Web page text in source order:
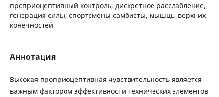
проприоцептивный контроль, дискретное расслабление,
генерация силы, спортсмены-самбисты, мышцы верхних
конечностей
Аннотация
Высокая проприоцептивная чувствительность является
важным фактором эффективности технических элементов